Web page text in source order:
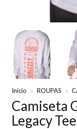
Início ROUPAS
Camiseta
Legacy